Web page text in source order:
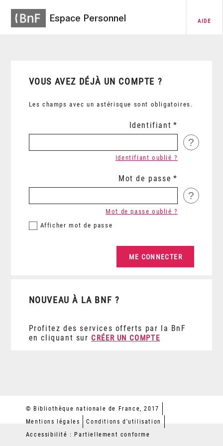
Espace Personnel AIDE
VOUS AVEZ DÉJÀ UN COMPTE ?
Les champs avec un astérisque sont obligatoires.
Identifiant
?
Identifiant oublié ?
Mot de passe
?
Afficher mot de passe
Mot de passe oublié ?
NOUVEAU À LA BNF ?
Profitez des services offerts par la BnF
en cliquant sur CRÉER UN COMPTE
© Bibliothèque nationale de France, 2017
Mentions légales
Conditions d'utilisation
Accessibilité : Partiellement conforme